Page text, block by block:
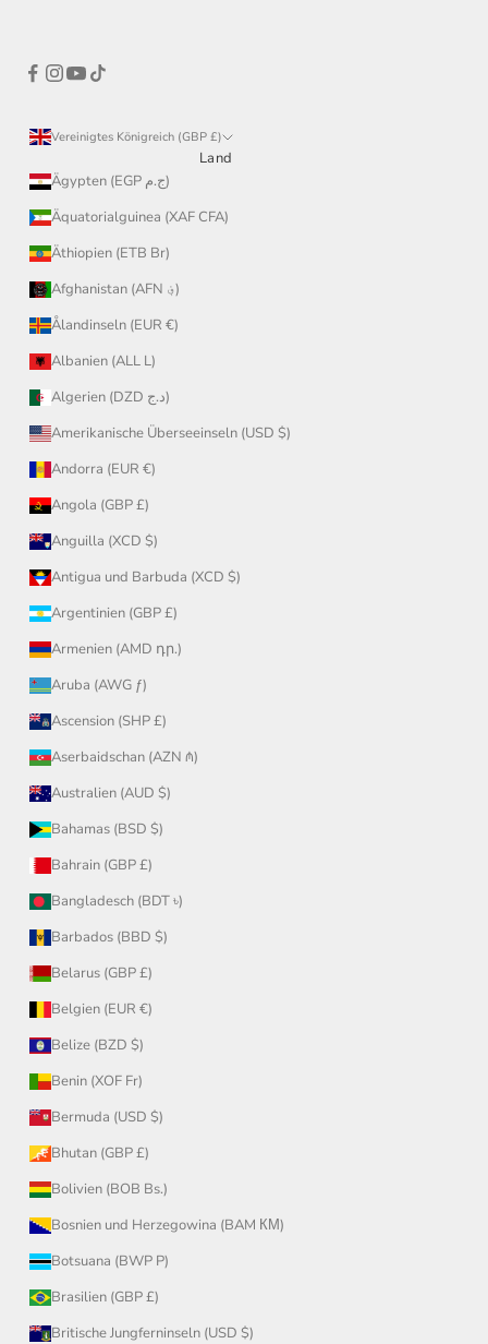
Vereinigtes Königreich (GBP £)
Land
Ägypten (EGP ج.م)
Äquatorialguinea (XAF CFA)
Äthiopien (ETB Br)
Afghanistan (AFN ؋)
Ålandinseln (EUR €)
Albanien (ALL L)
Algerien (DZD د.ج)
Amerikanische Überseeinseln (USD $)
Andorra (EUR €)
Angola (GBP £)
Anguilla (XCD $)
Antigua und Barbuda (XCD $)
Argentinien (GBP £)
Armenien (AMD դր.)
Aruba (AWG ƒ)
Ascension (SHP £)
Aserbaidschan (AZN ₼)
Australien (AUD $)
Bahamas (BSD $)
Bahrain (GBP £)
Bangladesch (BDT ৳)
Barbados (BBD $)
Belarus (GBP £)
Belgien (EUR €)
Belize (BZD $)
Benin (XOF Fr)
Bermuda (USD $)
Bhutan (GBP £)
Bolivien (BOB Bs.)
Bosnien und Herzegowina (BAM КМ)
Botsuana (BWP P)
Brasilien (GBP £)
Britische Jungferninseln (USD $)